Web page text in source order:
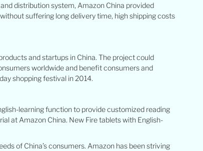
distribution system, Amazon China provided
suffering long delivery time, high shipping costs
and startups in China. The project could
worldwide and benefit consumers and
shopping festival in 2014.
learning function to provide customized reading
at Amazon China. New Fire tablets with English-
of China’s consumers. Amazon has been striving